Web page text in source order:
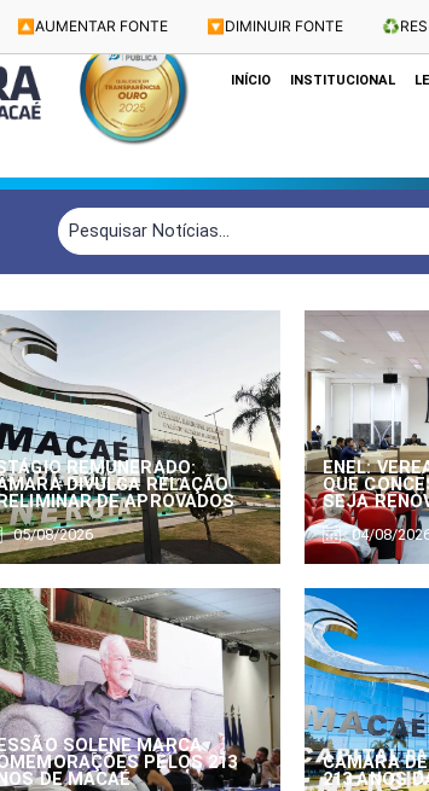
🔼 AUMENTAR FONTE 🔽 DIMINUIR FONTE ♻️
Dias e Horários das
INÍCIO INSTITUCIONAL
REMUNERADO:
DIVULGA RELAÇÃO
DE APROVADOS
05/08/2026
ENEL:
QUE
SEJA
04/08/
SOLENE MARCA
PELOS 213
DE MACAÉ
CÂMARA
213 ANOS